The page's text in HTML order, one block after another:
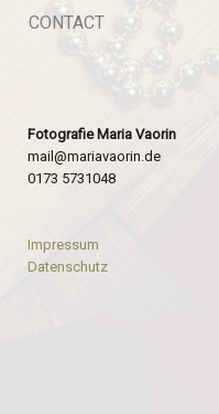
CONTACT
Fotografie Maria Vaorin
mail@mariavaorin.de
0173 5731048
Impressum
Datenschutz